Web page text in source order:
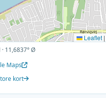
Leaflet |
11,6837° Ø
Maps
kort